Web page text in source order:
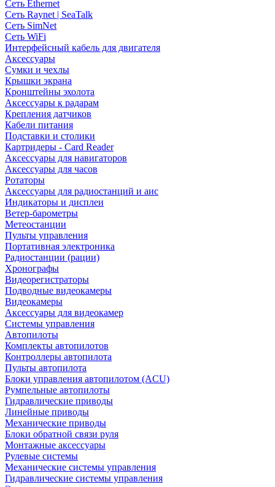
Сеть Ethernet
Сеть Raynet | SeaTalk
Сеть SimNet
Сеть WiFi
Интерфейсный кабель для двигателя
Аксессуары
Сумки и чехлы
Крышки экрана
Кронштейны эхолота
Аксессуары к радарам
Крепления датчиков
Кабели питания
Подставки и столики
Картридеры - Card Reader
Аксессуары для навигаторов
Аксессуары для часов
Ротаторы
Аксессуары для радиостанций и аис
Индикаторы и дисплеи
Ветер-барометры
Метеостанции
Пульты управления
Портативная электроника
Радиостанции (рации)
Хронографы
Видеорегистраторы
Подводные видеокамеры
Видеокамеры
Аксессуары для видеокамер
Системы управления
Автопилоты
Комплекты автопилотов
Контроллеры автопилота
Пульты автопилота
Блоки управления автопилотом (ACU)
Румпельные автопилоты
Гидравлические приводы
Линейные приводы
Механические приводы
Блоки обратной связи руля
Монтажные аксессуары
Рулевые системы
Механические системы управления
Гидравлические системы управления